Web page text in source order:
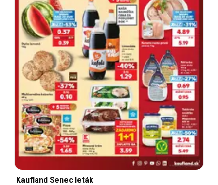
Kaufland Senec leták